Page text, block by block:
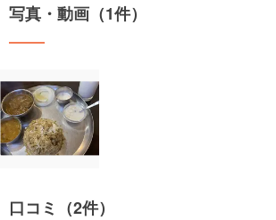
写真・動画（1件）
口コミ（2件）